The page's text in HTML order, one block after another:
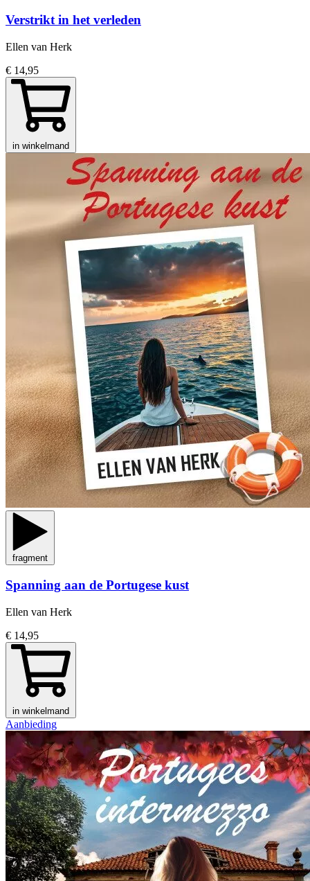
Verstrikt in het verleden
Ellen van Herk
€ 14,95
in winkelmand
fragment
Spanning aan de Portugese kust
Ellen van Herk
€ 14,95
in winkelmand
Aanbieding